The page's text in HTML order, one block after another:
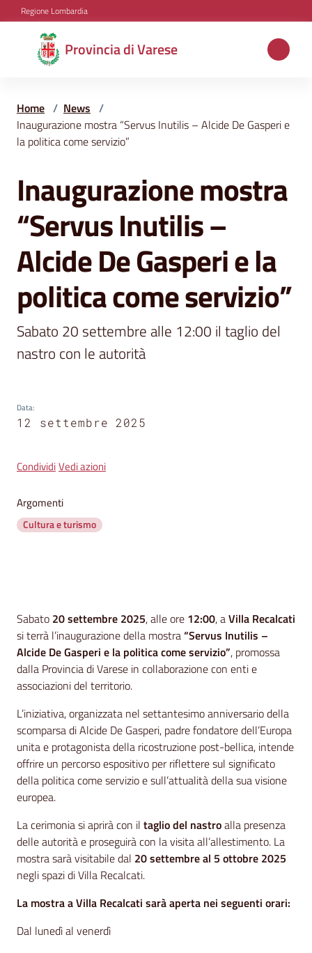
Vai al contenuto
Vai alla navigazione
Vai al footer
Regione Lombardia
Provincia di Varese
Provincia
di
Aree
Amministrazione
e
segnalazioni
News
su
Home / News /
Inaugurazione mostra “Servus Inutilis – Alcide De Gasperi e
la politica come servizio”
Salta al contenuto
Inaugurazione mostra
“Servus Inutilis –
Alcide De Gasperi e la
politica come servizio”
Sabato 20 settembre alle 12:00 il taglio del
nastro con le autorità
Data:
12 settembre 2025
CondividiVedi azioni
Argomenti
Cultura e turismo
Contenuto
Sabato 20 settembre 2025, alle ore 12:00, aVilla Recalcati
si terrà l’inaugurazione della mostra“Servus Inutilis –
Alcide De Gasperi e la politica come servizio”, promossa
dalla Provincia di Varese in collaborazione con enti e
associazioni del territorio.
L’iniziativa, organizzata nel settantesimo anniversario della
scomparsa di Alcide De Gasperi, padre fondatore dell’Europa
unita e protagonista della ricostruzione post-bellica, intende
offrire un percorso espositivo per riflettere sul significato
della politica come servizio e sull’attualità della sua visione
europea.
La cerimonia si aprirà con il taglio del nastroalla presenza
delle autorità e proseguirà con la visita all’allestimento. La
mostra sarà visitabile dal 20 settembre al 5 ottobre 2025
negli spazi di Villa Recalcati.
La mostra a Villa Recalcati sarà aperta nei seguenti orari:
Dal lunedì al venerdì